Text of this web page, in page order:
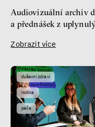
Audiovizuální archiv
a přednášek z
Zobrazit více
duševní zdraví
rodina
péče